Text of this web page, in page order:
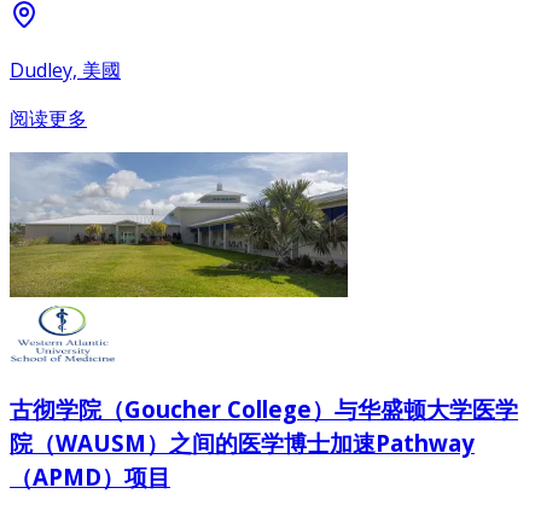
Dudley, 美國
阅读更多
古彻学院（Goucher College）与华盛顿大学医学
院（WAUSM）之间的医学博士加速Pathway
（APMD）项目